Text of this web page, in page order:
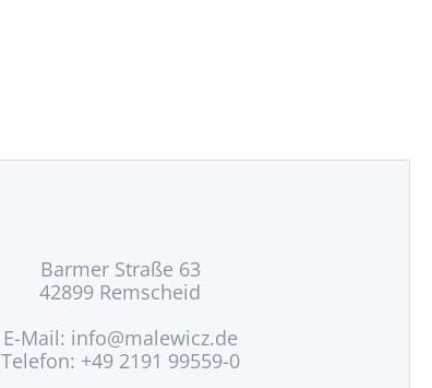
Barmer Straße 63
42899 Remscheid
E-Mail: info@malewicz.de
Telefon: +49 2191 99559-0